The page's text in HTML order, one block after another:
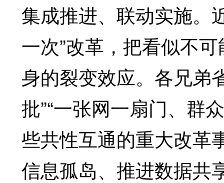
集成推进、联动实施。
一次”改革，把看似不
身的裂变效应。各兄弟
批”“一张网一扇门、群
些共性互通的重大改革
信息孤岛、推进数据共